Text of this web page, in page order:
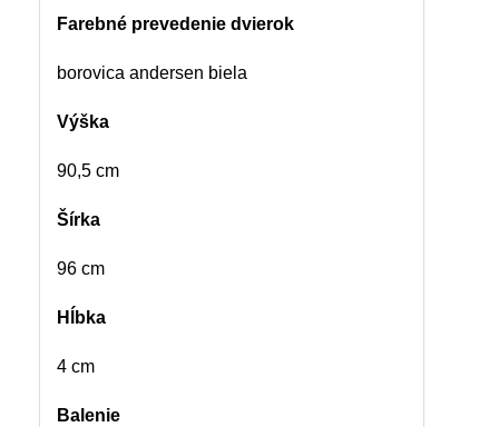
Farebné prevedenie dvierok
borovica andersen biela
Výška
90,5 cm
Šírka
96 cm
Hĺbka
4 cm
Balenie